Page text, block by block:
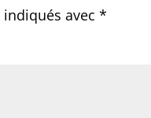
indiqués avec*